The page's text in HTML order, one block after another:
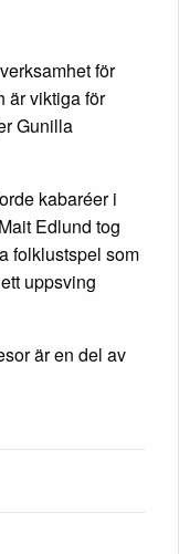
för
är viktiga för
Gunilla
kabaréer i
Edlund tog
folklustspel som
uppsving
är en del av